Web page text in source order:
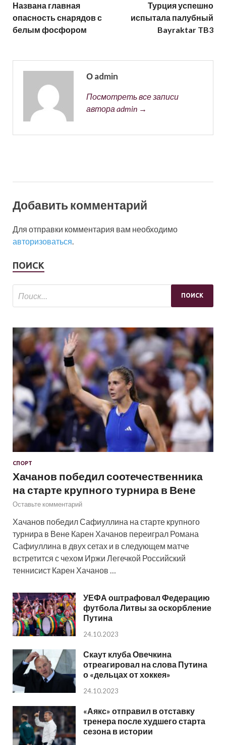
Названа главная
опасность снарядов с
белым фосфором
Турция успешно
испытала палубный
Bayraktar TB3
О admin
Посмотреть все записи
автора admin →
Добавить комментарий
Для отправки комментария вам необходимо
авторизоваться.
ПОИСК
СПОРТ
Хачанов победил соотечественника
на старте крупного турнира в Вене
Оставьте комментарий
Хачанов победил Сафиуллина на старте крупного
турнира в Вене Карен Хачанов переиграл Романа
Сафиуллина в двух сетах и в следующем матче
встретится с чехом Иржи Легечкой Российский
теннисист Карен Хачанов …
УЕФА оштрафовал Федерацию
футбола Литвы за оскорбление
Путина
24.10.2023
Скаут клуба Овечкина
отреагировал на слова Путина
о «дельцах от хоккея»
24.10.2023
«Аякс» отправил в отставку
тренера после худшего старта
сезона в истории